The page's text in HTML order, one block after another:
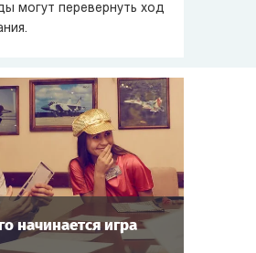
могут перевернуть ход
начинается игра